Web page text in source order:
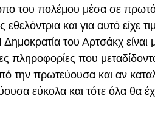
του πολέμου μέσα σε
και για αυτό είχε
Δημοκρατία του Αρτσάκχ
πληροφορίες που
την πρωτεύουσα και αν
εύκολα και τότε όλα θα